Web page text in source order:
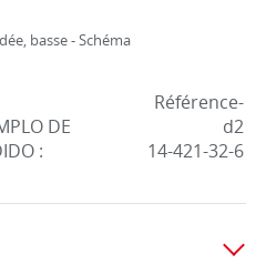
basse - Schéma
DE
:
Référence-
d2
14-421-32-6